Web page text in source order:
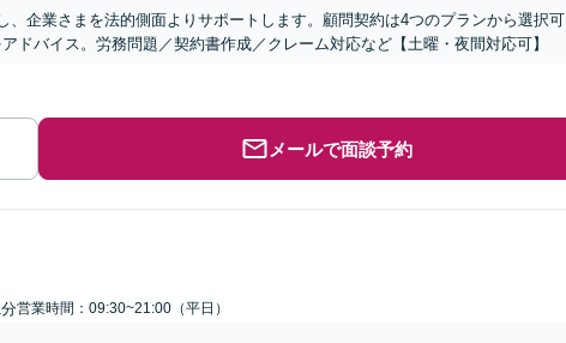
、企業さまを法的側面よりサポートします。顧問契約は4つのプランから選択可
ドバイス。労務問題／契約書作成／クレーム対応など【土曜・夜間対応可】
メールで面談予約
営業時間：09:30~21:00（平日）